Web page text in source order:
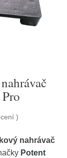
)
nahrávač
Potent